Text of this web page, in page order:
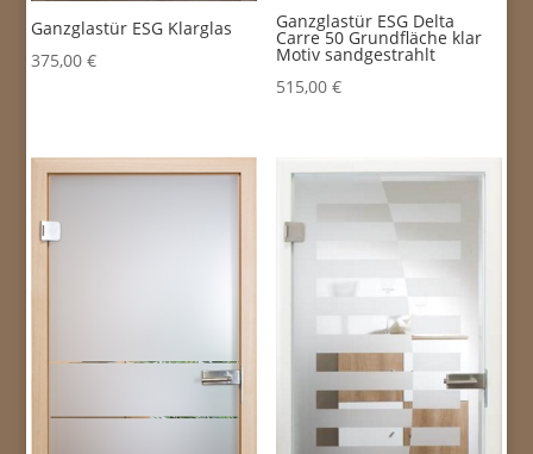
Ganzglastür ESG Klarglas
375,00€
Ganzglastür ESG Delta
Carre 50 Grundfläche klar
Motiv sandgestrahlt
515,00 €